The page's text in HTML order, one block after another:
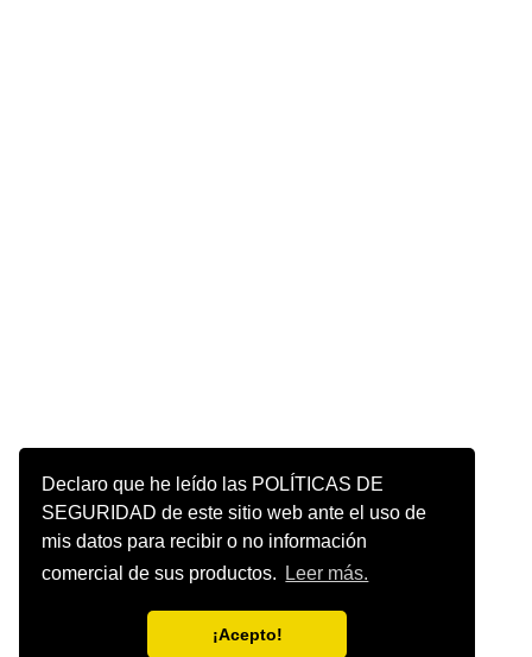
Declaro que he leído las POLÍTICAS DE
SEGURIDAD de este sitio web ante el uso de
mis datos para recibir o no información
comercial de sus productos.
Leer más.
¡Acepto!